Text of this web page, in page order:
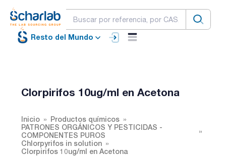
Resto del Mundo
Clorpirifos 10ug/ml en Acetona
Inicio
Productos químicos
PATRONES ORGÁNICOS Y PESTICIDAS -
COMPONENTES PUROS
Chlorpyrifos in solution
Clorpirifos 10ug/ml en Acetona